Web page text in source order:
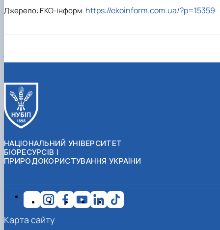
Джерело: ЕКО-iнформ. https://ekoinform.com.ua/?p=15359
НАЦІОНАЛЬНИЙ УНІВЕРСИТЕТ
БІОРЕСУРСІВ І
ПРИРОДОКОРИСТУВАННЯ УКРАЇНИ
Карта сайту